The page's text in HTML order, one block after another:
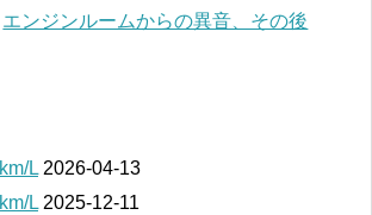
エンジンルームからの異音、その後
L 2026-04-13
L 2025-12-11